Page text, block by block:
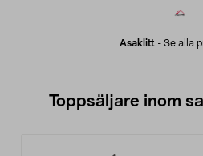
Asaklitt - Se alla
Toppsäljare inom